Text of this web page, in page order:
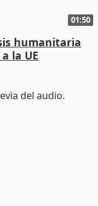
01:50
humanitaria
la UE